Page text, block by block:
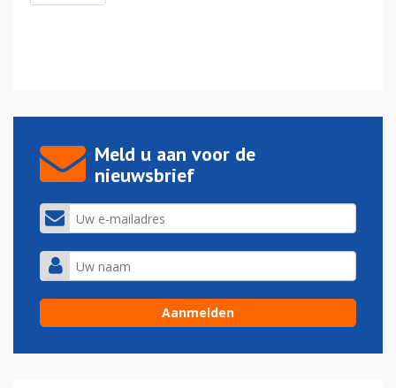
Meld u aan voor de
nieuwsbrief